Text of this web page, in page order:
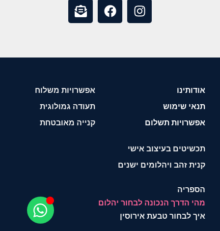
אודותינו
תנאי שימוש
אפשרויות תשלום
אפשרויות משלוח
תעודה גמולוגית
קנייה מאובטחת
תכשיטים בעיצוב אישי
קנית זהב ויהלומים ישנים
הספריה
מהי הדרך הנכונה לבחור יהלום
איך לבחור טבעת אירוסין